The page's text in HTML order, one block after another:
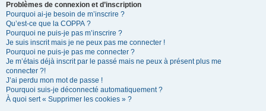
Problèmes de connexion et d’inscription
Pourquoi ai-je besoin de m’inscrire ?
Qu’est-ce que la COPPA ?
Pourquoi ne puis-je pas m’inscrire ?
Je suis inscrit mais je ne peux pas me connecter !
Pourquoi ne puis-je pas me connecter ?
Je m’étais déjà inscrit par le passé mais ne peux à présent plus me
connecter ?!
J’ai perdu mon mot de passe !
Pourquoi suis-je déconnecté automatiquement ?
À quoi sert « Supprimer les cookies » ?